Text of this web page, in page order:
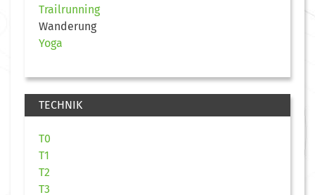
Trailrunning
Wanderung
Yoga
TECHNIK
T0
T1
T2
T3